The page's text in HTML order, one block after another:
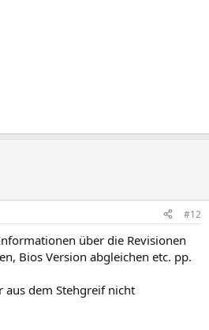
#12
über die Revisionen
Bios Version abgleichen etc. pp.
aus dem Stehgreif nicht